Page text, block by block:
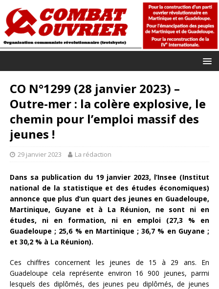
CO N°1299 (28 janvier 2023) –
Outre-mer : la colère explosive, le
chemin pour l’emploi massif des
jeunes !
29 janvier 2023 La rédaction
Dans sa publication du 19 janvier 2023, l’Insee (Institut
national de la statistique et des études économiques)
annonce que plus d’un quart des jeunes en Guadeloupe,
Martinique, Guyane et à La Réunion, ne sont ni en
études, ni en formation, ni en emploi (27,3 % en
Guadeloupe ; 25,6 % en Martinique ; 36,7 % en Guyane ;
et 30,2 % à La Réunion).
Ces chiffres concernent les jeunes de 15 à 29 ans. En
Guadeloupe cela représente environ 16 900 jeunes, parmi
lesquels des diplômés, des jeunes peu diplômés, de jeunes